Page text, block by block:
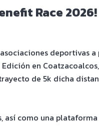
Race 2026!
deportivas
en
de 5k dicha
como una